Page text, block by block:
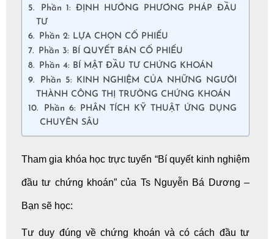
Phần 1: ĐỊNH HƯỚNG PHƯƠNG PHÁP ĐẦU
TƯ
Phần 2: LỰA CHỌN CỔ PHIẾU
Phần 3: BÍ QUYẾT BÁN CỔ PHIẾU
Phần 4: BÍ MẬT ĐẦU TƯ CHỨNG KHOÁN
Phần 5: KINH NGHIỆM CỦA NHỮNG NGƯỜI
THÀNH CÔNG THỊ TRƯỜNG CHỨNG KHOÁN
Phần 6: PHÂN TÍCH KỸ THUẬT ỨNG DỤNG
CHUYÊN SÂU
Tham gia khóa học trực tuyến “Bí quyết kinh nghiệm
đầu tư chứng khoán” của Ts Nguyễn Bá Dương –
Bạn sẽ học:
Tư duy đúng về chứng khoán và có cách đầu tư